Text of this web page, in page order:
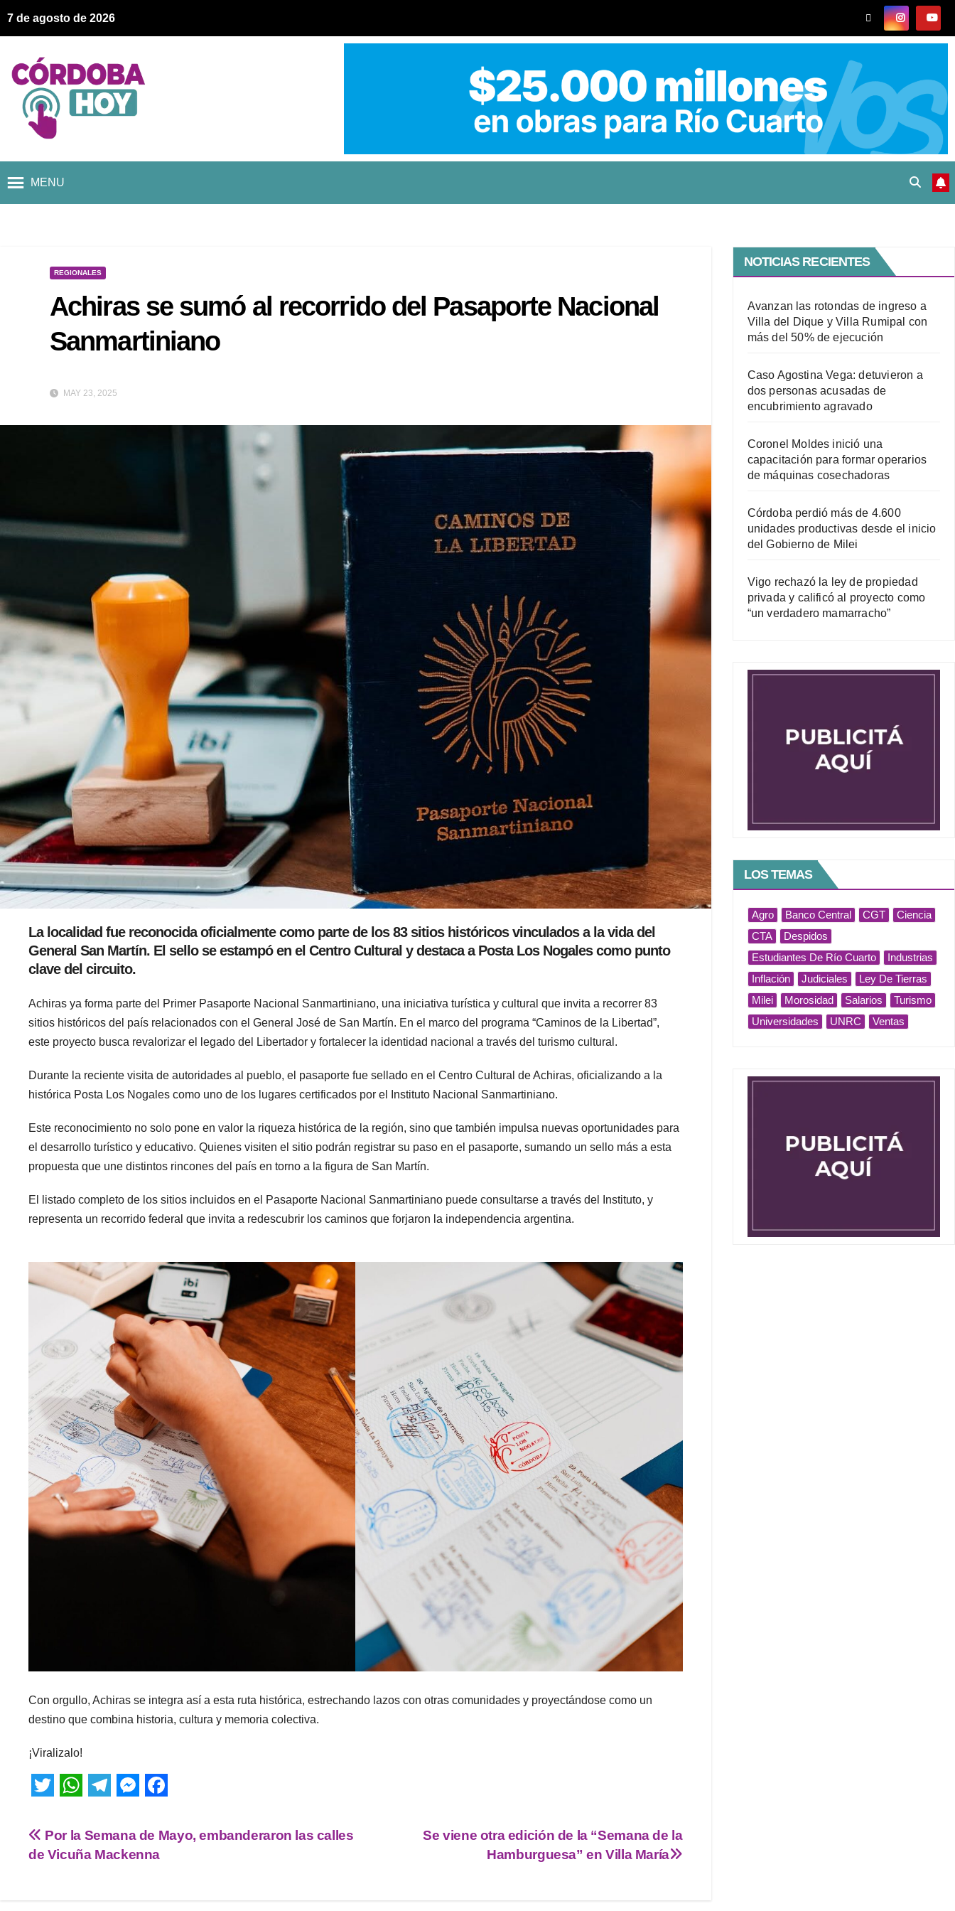
7 de agosto de 2026
MENU
REGIONALES
Achiras se sumó al recorrido del Pasaporte Nacional
Sanmartiniano
MAY 23, 2025
La localidad fue reconocida oficialmente como parte de los 83 sitios históricos vinculados a la vida del
General San Martín. El sello se estampó en el Centro Cultural y destaca a Posta Los Nogales como punto
clave del circuito.
Achiras ya forma parte del Primer Pasaporte Nacional Sanmartiniano, una iniciativa turística y cultural que invita a recorrer 83
sitios históricos del país relacionados con el General José de San Martín. En el marco del programa “Caminos de la Libertad”,
este proyecto busca revalorizar el legado del Libertador y fortalecer la identidad nacional a través del turismo cultural.
Durante la reciente visita de autoridades al pueblo, el pasaporte fue sellado en el Centro Cultural de Achiras, oficializando a la
histórica Posta Los Nogales como uno de los lugares certificados por el Instituto Nacional Sanmartiniano.
Este reconocimiento no solo pone en valor la riqueza histórica de la región, sino que también impulsa nuevas oportunidades para
el desarrollo turístico y educativo. Quienes visiten el sitio podrán registrar su paso en el pasaporte, sumando un sello más a esta
propuesta que une distintos rincones del país en torno a la figura de San Martín.
El listado completo de los sitios incluidos en el Pasaporte Nacional Sanmartiniano puede consultarse a través del Instituto, y
representa un recorrido federal que invita a redescubrir los caminos que forjaron la independencia argentina.
Con orgullo, Achiras se integra así a esta ruta histórica, estrechando lazos con otras comunidades y proyectándose como un
destino que combina historia, cultura y memoria colectiva.
¡Viralizalo!
w
i
h
a
e
l
e
s
a
c
Se viene otra edición de la “Semana de la
Hamburguesa” en Villa María
Por la Semana de Mayo, embanderaron las calles
de Vicuña Mackenna
NOTICIAS RECIENTES
Avanzan las rotondas de ingreso a
Villa del Dique y Villa Rumipal con
más del 50% de ejecución
Caso Agostina Vega: detuvieron a
dos personas acusadas de
encubrimiento agravado
Coronel Moldes inició una
capacitación para formar operarios
de máquinas cosechadoras
Córdoba perdió más de 4.600
unidades productivas desde el inicio
del Gobierno de Milei
Vigo rechazó la ley de propiedad
privada y calificó al proyecto como
“un verdadero mamarracho”
LOS TEMAS
Agro Banco Central CGT
Ciencia
CTA
Despidos
Estudiantes De Río Cuarto
Industrias
Inflación
Judiciales
Ley De Tierras
Milei
Morosidad Salarios
Turismo
Universidades
UNRC Ventas